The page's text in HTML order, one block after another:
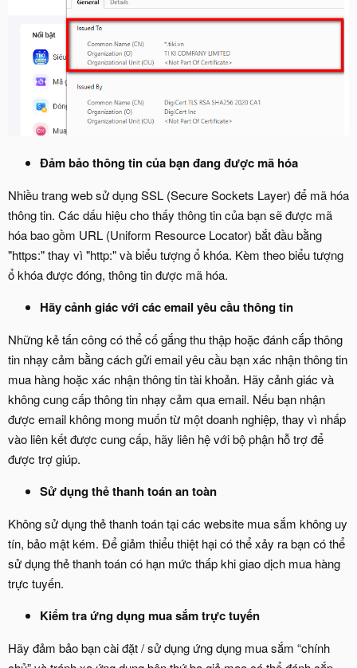
Đảm bảo thông tin của bạn đang được mã hóa
Nhiều trang web sử dụng SSL (Secure Sockets Layer) để mã hóa
thông tin. Các dấu hiệu cho thấy thông tin của bạn sẽ được mã
hóa bao gồm URL (Uniform Resource Locator) bắt đầu bằng
"https:" thay vì "http:" và biểu tượng ổ khóa. Kèm theo biểu tượng
ổ khóa được đóng, thông tin được mã hóa.
Hãy cảnh giác với các email yêu cầu thông tin
Những kẻ tấn công có thể cố gắng thu thập hoặc đánh cắp thông
tin nhạy cảm bằng cách gửi email yêu cầu bạn xác nhận thông tin
mua hàng hoặc xác nhận thông tin tài khoản. Hãy cảnh giác và
không cung cấp thông tin nhạy cảm qua email. Nếu bạn nhận
được email không mong muốn từ một doanh nghiệp, thay vì nhấp
vào liên kết được cung cấp, hãy liên hệ với bộ phận hỗ trợ để
được trợ giúp.
Sử dụng thẻ thanh toán an toàn
Không sử dụng thẻ thanh toán tại các website mua sắm không uy
tín, bảo mật kém. Để giảm thiểu thiệt hại có thể xảy ra bạn có thể
sử dụng thẻ thanh toán có hạn mức thấp khi giao dịch mua hàng
trực tuyến.
Kiểm tra ứng dụng mua sắm trực tuyến
Hãy đảm bảo bạn cài đặt / sử dụng ứng dụng mua sắm “chính